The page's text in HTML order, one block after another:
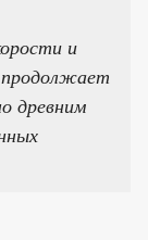
и
древним